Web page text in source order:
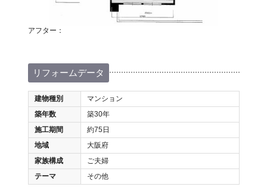
アフター：
リフォームデータ
建物種別
マンション
築年数
築30年
施工期間
約75日
地域
大阪府
家族構成
ご夫婦
テーマ
その他